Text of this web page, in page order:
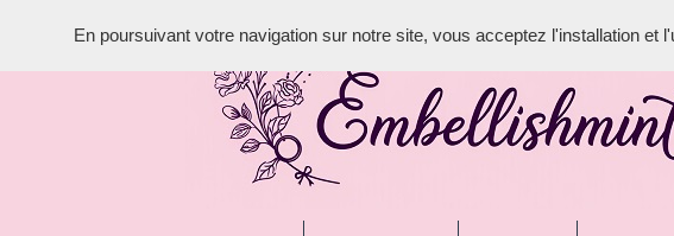
En poursuivant votre navigation sur notre site, vous acceptez l'installation